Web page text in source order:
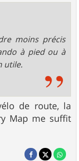
moins précis
à pied ou à
utile.
de route, la
Map me suffit